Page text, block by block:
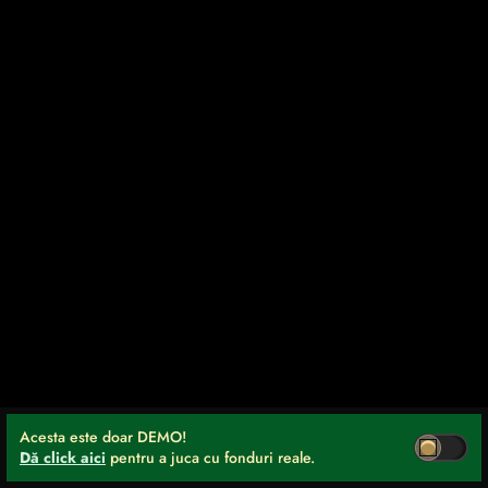
Acesta este doar DEMO!
Dă click aici pentru a juca cu fonduri reale.